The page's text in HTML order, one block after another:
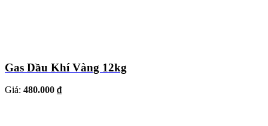
Gas Dầu Khí Vàng 12kg
Giá: 480.000 ₫